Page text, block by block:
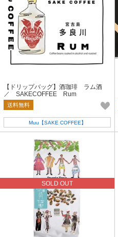
【ドリップバッグ】酒珈琲 ラム酒
／ SAKECOFFEE Rum
送料無料
Muu【SAKE COFFEE】
SOLD OUT